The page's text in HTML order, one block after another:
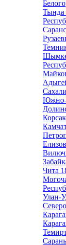
Тында
Южно-
Чита
Улан-
Сарань